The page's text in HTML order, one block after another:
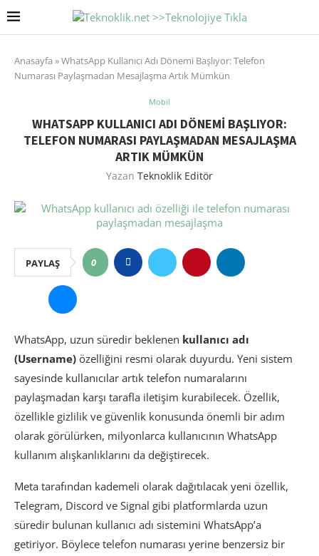
Anasayfa »WhatsApp Kullanıcı Adı Dönemi Başlıyor: Telefon
Numarası Paylaşmadan Mesajlaşma Artık Mümkün
Mobil
WHATSAPP KULLANICI ADI DÖNEMI BAŞLIYOR:
TELEFON NUMARASI PAYLAŞMADAN MESAJLAŞMA
ARTIK MÜMKÜN
Yazan Teknoklik Editör
PAYLAŞ 0
WhatsApp, uzun süredir beklenen kullanıcı adı
(Username) özelliğini resmi olarak duyurdu. Yeni sistem
sayesinde kullanıcılar artık telefon numaralarını
paylaşmadan karşı tarafla iletişim kurabilecek. Özellik,
özellikle gizlilik ve güvenlik konusunda önemli bir adım
olarak görülürken, milyonlarca kullanıcının WhatsApp
kullanım alışkanlıklarını da değiştirecek.
Meta tarafından kademeli olarak dağıtılacak yeni özellik,
Telegram, Discord ve Signal gibi platformlarda uzun
süredir bulunan kullanıcı adı sistemini WhatsApp’a
getiriyor. Böylece telefon numarası yerine benzersiz bir